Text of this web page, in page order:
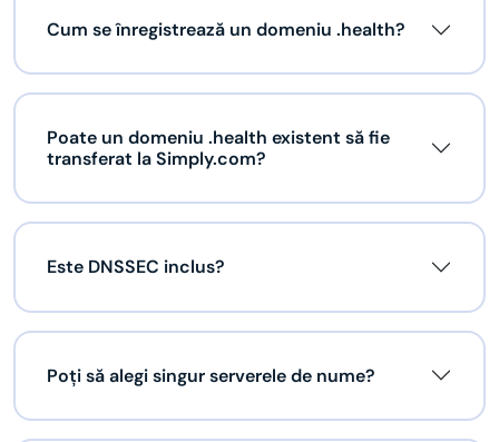
Cum se înregistrează un domeniu .health?
Poate un domeniu .health existent să fie
transferat la Simply.com?
Este DNSSEC inclus?
Poți să alegi singur serverele de nume?